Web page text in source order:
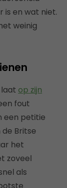
is en wat niet.
weinig
op zijn
fout
een petitie
Britse
het
zoveel
als